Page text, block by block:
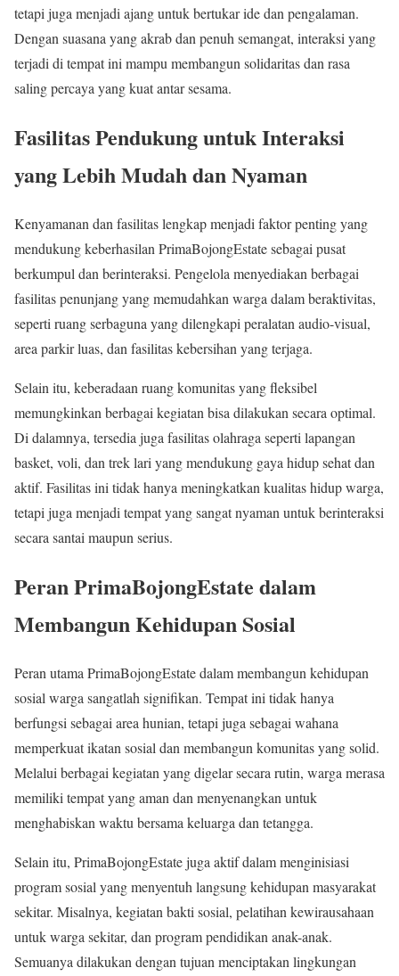
tetapi juga menjadi ajang untuk bertukar ide dan pengalaman.
Dengan suasana yang akrab dan penuh semangat, interaksi yang
terjadi di tempat ini mampu membangun solidaritas dan rasa
saling percaya yang kuat antar sesama.
Fasilitas Pendukung untuk Interaksi
yang Lebih Mudah dan Nyaman
Kenyamanan dan fasilitas lengkap menjadi faktor penting yang
mendukung keberhasilan PrimaBojongEstate sebagai pusat
berkumpul dan berinteraksi. Pengelola menyediakan berbagai
fasilitas penunjang yang memudahkan warga dalam beraktivitas,
seperti ruang serbaguna yang dilengkapi peralatan audio-visual,
area parkir luas, dan fasilitas kebersihan yang terjaga.
Selain itu, keberadaan ruang komunitas yang fleksibel
memungkinkan berbagai kegiatan bisa dilakukan secara optimal.
Di dalamnya, tersedia juga fasilitas olahraga seperti lapangan
basket, voli, dan trek lari yang mendukung gaya hidup sehat dan
aktif. Fasilitas ini tidak hanya meningkatkan kualitas hidup warga,
tetapi juga menjadi tempat yang sangat nyaman untuk berinteraksi
secara santai maupun serius.
Peran PrimaBojongEstate dalam
Membangun Kehidupan Sosial
Peran utama PrimaBojongEstate dalam membangun kehidupan
sosial warga sangatlah signifikan. Tempat ini tidak hanya
berfungsi sebagai area hunian, tetapi juga sebagai wahana
memperkuat ikatan sosial dan membangun komunitas yang solid.
Melalui berbagai kegiatan yang digelar secara rutin, warga merasa
memiliki tempat yang aman dan menyenangkan untuk
menghabiskan waktu bersama keluarga dan tetangga.
Selain itu, PrimaBojongEstate juga aktif dalam menginisiasi
program sosial yang menyentuh langsung kehidupan masyarakat
sekitar. Misalnya, kegiatan bakti sosial, pelatihan kewirausahaan
untuk warga sekitar, dan program pendidikan anak-anak.
Semuanya dilakukan dengan tujuan menciptakan lingkungan